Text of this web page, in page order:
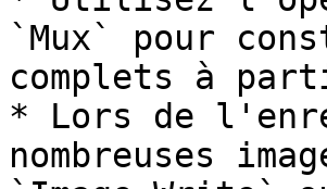
`Mux` pour
complets à
* Lors de
nombreuses